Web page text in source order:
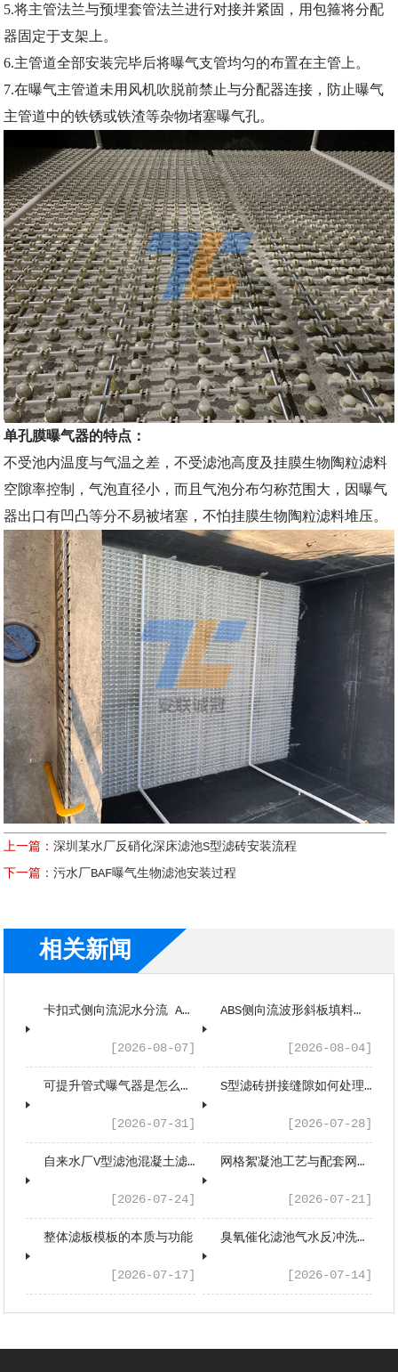
5.将主管法兰与预埋套管法兰进行对接并紧固，用包箍将分配
器固定于支架上。
6.主管道全部安装完毕后将曝气支管均匀的布置在主管上。
7.在曝气主管道未用风机吹脱前禁止与分配器连接，防止曝气
主管道中的铁锈或铁渣等杂物堵塞曝气孔。
单孔膜曝气器的特点：
不受池内温度与气温之差，不受滤池高度及挂膜生物陶粒滤料
空隙率控制，气泡直径小，而且气泡分布匀称范围大，因曝气
器出口有凹凸等分不易被堵塞，不怕挂膜生物陶粒滤料堆压。
上一篇：深圳某水厂反硝化深床滤池S型滤砖安装流程
下一篇：污水厂BAF曝气生物滤池安装过程
相关新闻
卡扣式侧向流泥水分流 A 型斜板安装指南
[2026-08-07]
ABS侧向流波形斜板填料是什么工作原理？
[2026-08-04]
可提升管式曝气器是怎么工作的？
[2026-07-31]
S型滤砖拼接缝隙如何处理？
[2026-07-28]
自来水厂V型滤池混凝土滤板的工艺应用与性能优势
[2026-07-24]
网格絮凝池工艺与配套网格填料工程应用浅析
[2026-07-21]
整体滤板模板的本质与功能
[2026-07-17]
臭氧催化滤池气水反冲洗系统配套设备有哪些？
[2026-07-14]